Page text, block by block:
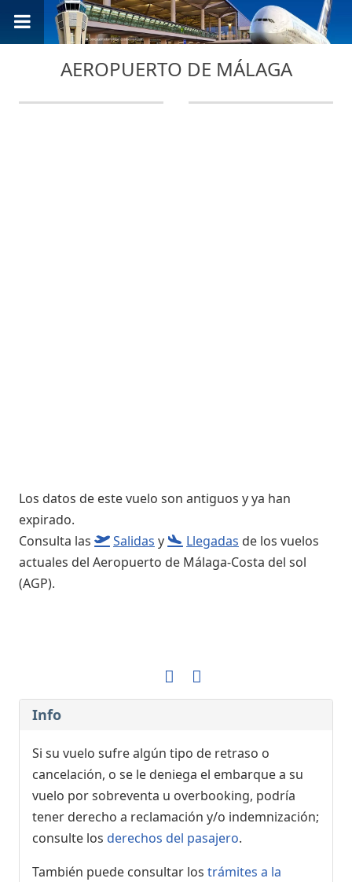
AEROPUERTO DE MÁLAGA
Los datos de este vuelo son antiguos y ya han
expirado.
Consulta las
Salidas y Llegadas de los vuelos
actuales del Aeropuerto de Málaga-Costa del sol
(AGP).
Info
Si su vuelo sufre algún tipo de retraso o
cancelación, o se le deniega el embarque a su
vuelo por sobreventa u overbooking, podría
tener derecho a reclamación y/o indemnización;
consulte los derechos del pasajero.
También puede consultar los trámites a la